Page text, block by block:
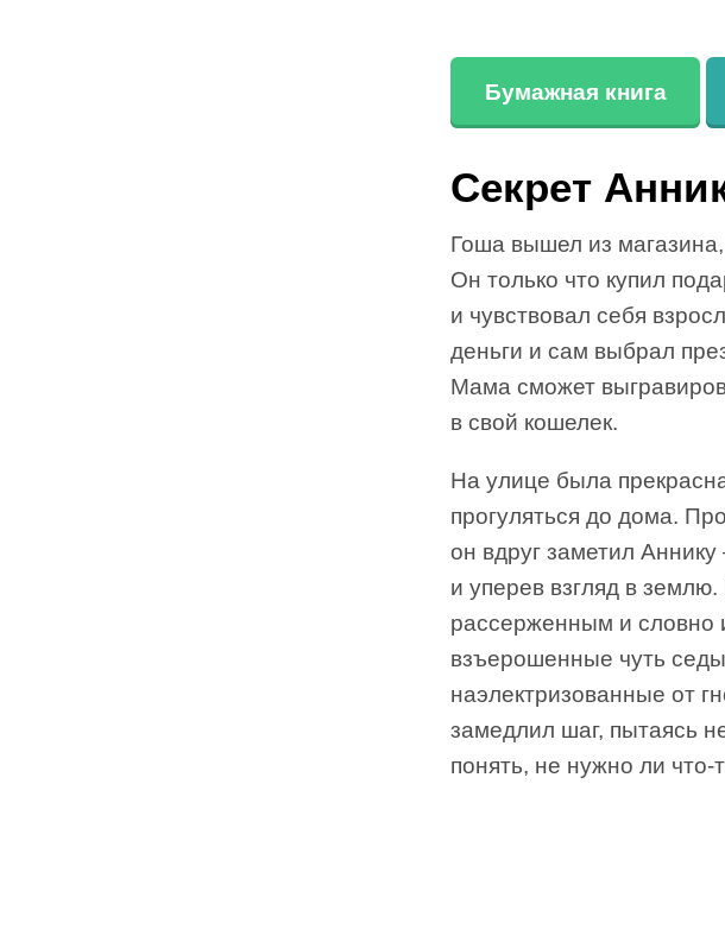
Бумажная книга
Секрет
Гоша вышел из
Он только что купил
и чувствовал себя
деньги и сам выбрал
Мама сможет
в свой кошелек.
На улице была
прогуляться до дома.
он вдруг заметил
и уперев взгляд в
рассерженным и словно
взъерошенные чуть
наэлектризованные от
замедлил шаг, пытаясь
понять, не нужно ли что-